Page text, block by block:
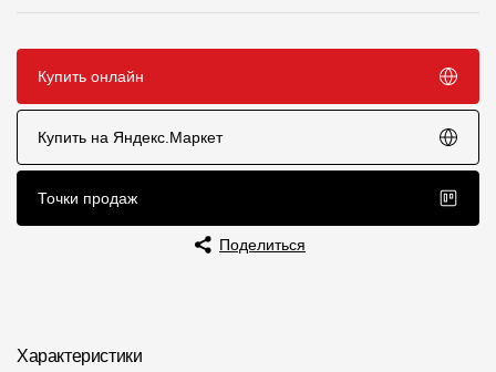
Статьи
Сервисы
Конструктор
Цены
О компании
Купить онлайн
Купить на Яндекс.Маркет
Точки продаж
Поделиться
Характеристики